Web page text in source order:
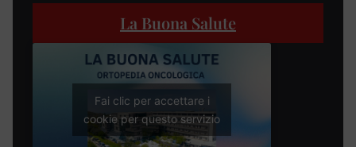
La Buona Salute
Fai clic per accettare i
cookie per questo servizio